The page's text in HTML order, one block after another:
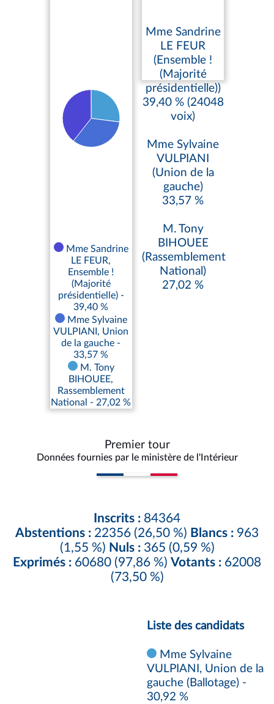
Mme Sandrine
LE FEUR,
Ensemble !
(Majorité
présidentielle) -
39,40 %
Mme Sylvaine
VULPIANI, Union
de la gauche -
33,57 %
M. Tony
BIHOUEE,
Rassemblement
National - 27,02 %
Mme Sandrine
LE FEUR
(Ensemble !
(Majorité
présidentielle))
39,40 % (24048
voix)
Mme Sylvaine
VULPIANI
(Union de la
gauche)
33,57 %
M. Tony
BIHOUEE
(Rassemblement
National)
27,02 %
Premier tour
Données fournies par le ministère de l'Intérieur
Inscrits : 84364
Abstentions : 22356 (26,50 %) Blancs : 963
(1,55 %) Nuls :365 (0,59 %)
Exprimés : 60680 (97,86 %) Votants : 62008
(73,50 %)
Liste des candidats
Mme Sylvaine
VULPIANI, Union de la
gauche (Ballotage) -
30,92 %